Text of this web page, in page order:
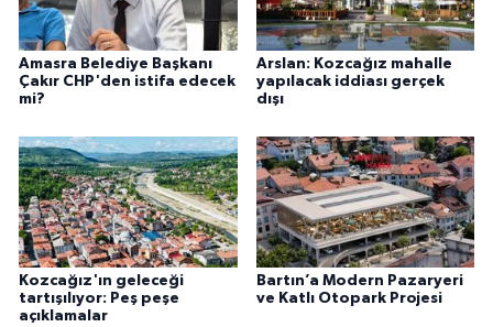
Amasra Belediye Başkanı
Çakır CHP'den istifa edecek
mi?
Arslan: Kozcağız mahalle
yapılacak iddiası gerçek
dışı
Kozcağız'ın geleceği
tartışılıyor: Peş peşe
açıklamalar
Bartın’a Modern Pazaryeri
ve Katlı Otopark Projesi